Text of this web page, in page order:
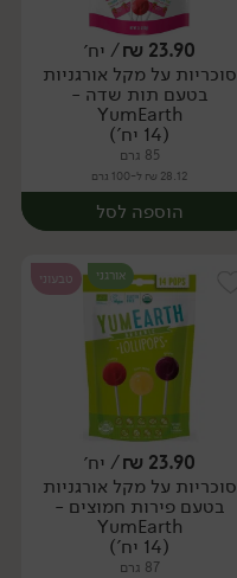
יח׳
23.90
₪/ יח׳
סוכריות על מקל אורגניות
בטעם תות שדה -
YumEarth
(14 יח')
85 גרם
28.12 ₪ ל-100 גרם
הוספה לסל
יח׳
אורגני טבעוני
23.90
₪/ יח׳
סוכריות על מקל אורגניות
בטעם פירות חמוצים -
YumEarth
(14 יח')
87 גרם